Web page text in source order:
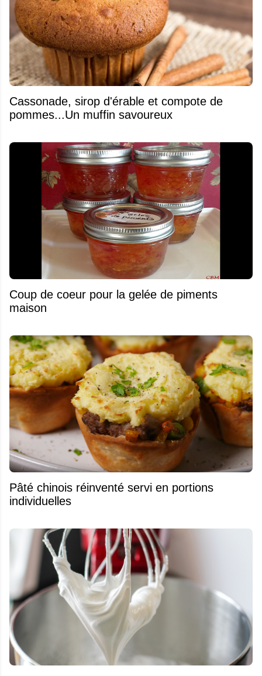
​Cassonade, sirop d'érable et compote de
pommes...Un muffin savoureux
Coup de coeur pour la gelée de piments
maison
Pâté chinois réinventé servi en portions
individuelles